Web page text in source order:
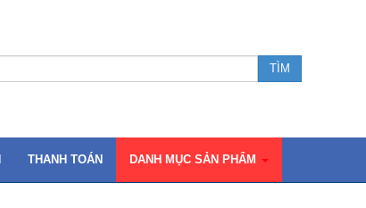
THANH TOÁN DANH MỤC SẢN PHẨM